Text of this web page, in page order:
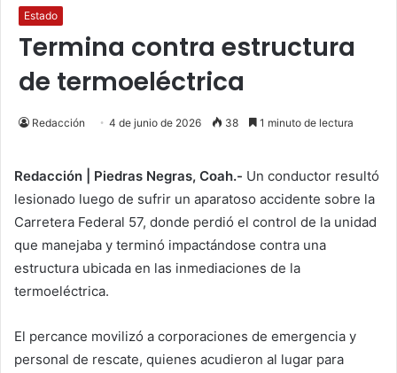
Estado
Termina contra estructura
de termoeléctrica
Redacción 4 de junio de 2026 38 1 minuto de lectura
Redacción | Piedras Negras, Coah.- Un conductor resultó
lesionado luego de sufrir un aparatoso accidente sobre la
Carretera Federal 57, donde perdió el control de la unidad
que manejaba y terminó impactándose contra una
estructura ubicada en las inmediaciones de la
termoeléctrica.
El percance movilizó a corporaciones de emergencia y
personal de rescate, quienes acudieron al lugar para